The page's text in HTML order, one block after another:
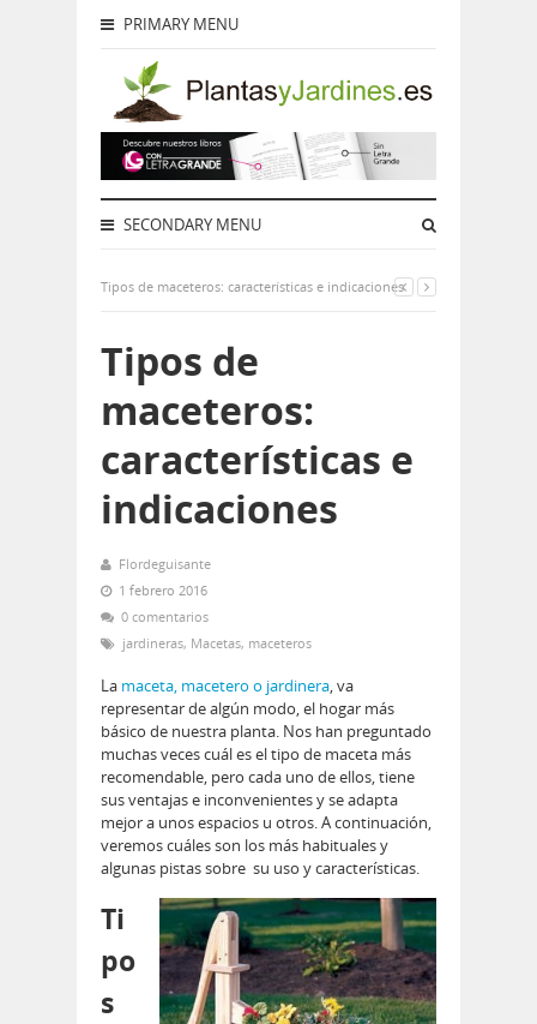
PRIMARY MENU
SECONDARY MENU
Tipos de maceteros: características e indicaciones
Tipos de
maceteros:
características e
indicaciones
Flordeguisante
1 febrero 2016
0 comentarios
jardineras, Macetas, maceteros
La maceta, macetero o jardinera, va
representar de algún modo, el hogar más
básico de nuestra planta. Nos han preguntado
muchas veces cuál es el tipo de maceta más
recomendable, pero cada uno de ellos, tiene
sus ventajas e inconvenientes y se adapta
mejor a unos espacios u otros. A continuación,
veremos cuáles son los más habituales y
algunas pistas sobre su uso y características.
Ti
po
s